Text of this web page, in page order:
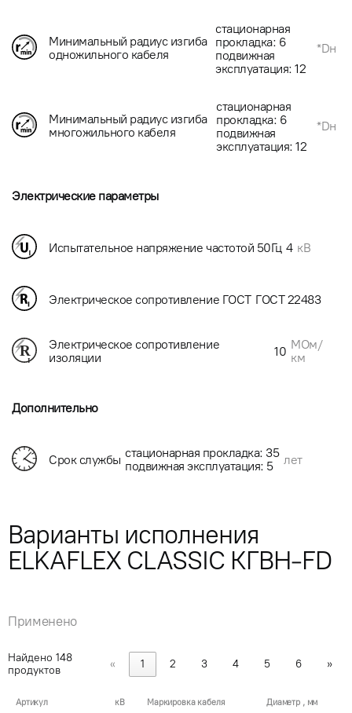
Минимальный радиус изгиба
одножильного кабеля
стационарная
прокладка: 6
подвижная
эксплуатация: 12
*Dн
Минимальный радиус изгиба
многожильного кабеля
стационарная
прокладка: 6
подвижная
эксплуатация: 12
*Dн
Электрические параметры
Испытательное напряжение частотой 50Гц 4 кВ
Электрическое сопротивление ГОСТ ГОСТ 22483
Электрическое сопротивление
изоляции
10 МОм/
км
Дополнительно
Срок службы стационарная прокладка: 35
подвижная эксплуатация: 5
лет
Варианты исполнения
ELKAFLEX CLASSIC КГВН-FD
Применено
Найдено 148
продуктов
« 1 2 3 4 5 6 »
Артикул кВ Маркировка кабеля Диаметр , мм